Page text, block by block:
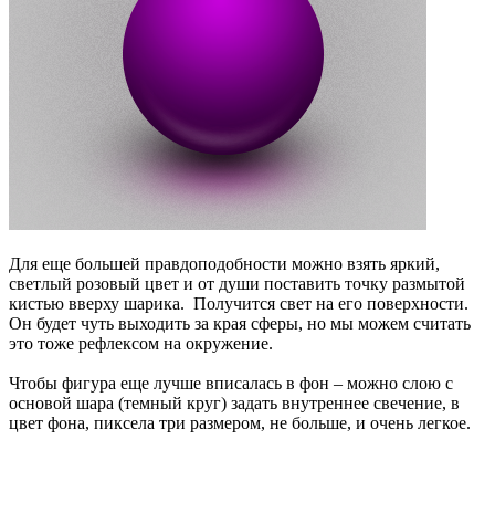
Для еще большей правдоподобности можно взять яркий,
светлый розовый цвет и от души поставить точку размытой
кистью вверху шарика. Получится свет на его поверхности.
Он будет чуть выходить за края сферы, но мы можем считать
это тоже рефлексом на окружение.
Чтобы фигура еще лучше вписалась в фон – можно слою с
основой шара (темный круг) задать внутреннее свечение, в
цвет фона, пиксела три размером, не больше, и очень легкое.